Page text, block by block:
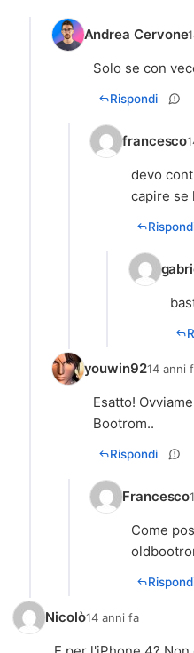
Andrea Cervone
Solo se con
Rispondi
francesco
devo
capire se
youwin9214 anni
Esatto!
Bootrom..
Rispondi
Francesco
Come
Nicolò14 anni fa